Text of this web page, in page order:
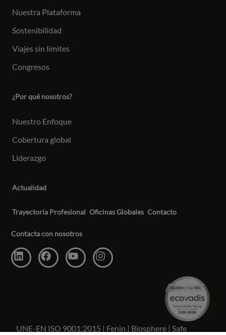
Nuestra Plataforma
Sostenibilidad
Viajes sin límites
Congresos
¿Por qué nosotros?
Nuestro Enfoque
Cobertura global
Liderazgo
Actualidad
Trayectoria Profesional Oficinas Globales Contacto
Contacta con nosotros
UNE-EN ISO 9001:2015 | Fenin | Biosphere | Safe